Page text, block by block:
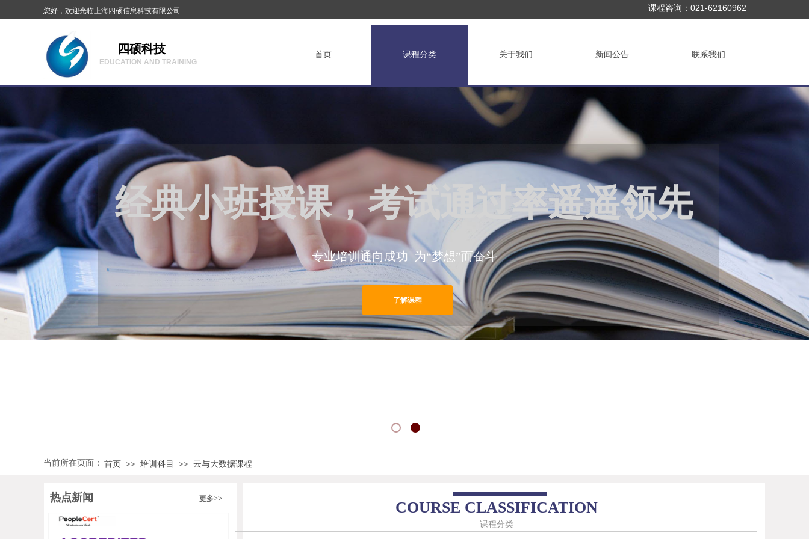
课程咨询： 021-62160962
您好，欢迎光临上海四硕信息科技有限公司
您好，欢迎光临 上海四硕信息科技有限公司
首页 课程分类 关于我们 新闻公告 联系我们
四硕科技
EDUCATION AND TRAINING
经典小班授课，考试通过率遥遥领先
专业培训通向成功 为“梦想”而奋斗
了解课程
当前所在页面： 首页 >> 培训科目 >> 云与大数据课程
更多>> COURSE CLASSIFICATION
课程分类
热点新闻